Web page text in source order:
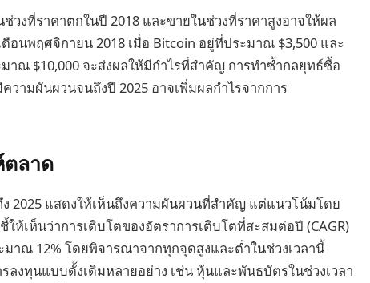
วงที่ราคาตกในปี 2018 และขายในช่วงที่ราคาสูงอาจให้ผล
นพฤศจิกายน 2018 เมื่อ Bitcoin อยู่ที่ประมาณ $3,500 และ
าณ $10,000 จะส่งผลให้มีกำไรที่สำคัญ การทำซ้ำกลยุทธ์ซื้อ
วามผันผวนจนถึงปี 2025 อาจเพิ่มผลกำไรจากการ
ตลาด
ง 2025 แสดงให้เห็นถึงความผันผวนที่สำคัญ แต่แนวโน้มโดย
ห้เห็นว่าการเติบโตของอัตราการเติบโตที่สะสมต่อปี (CAGR)
มาณ 12% โดยพิจารณาจากทุกจุดสูงและต่ำในช่วงเวลานี้
งทุนแบบดั้งเดิมหลายอย่าง เช่น หุ้นและพันธบัตรในช่วงเวลา